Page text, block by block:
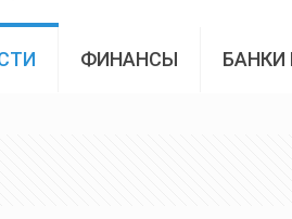
ФИНАНСЫ БАНКИ